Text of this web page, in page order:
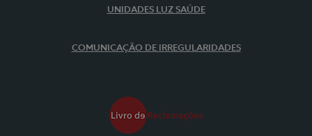
UNIDADES LUZ SAÚDE
COMUNICAÇÃO DE IRREGULARIDADES